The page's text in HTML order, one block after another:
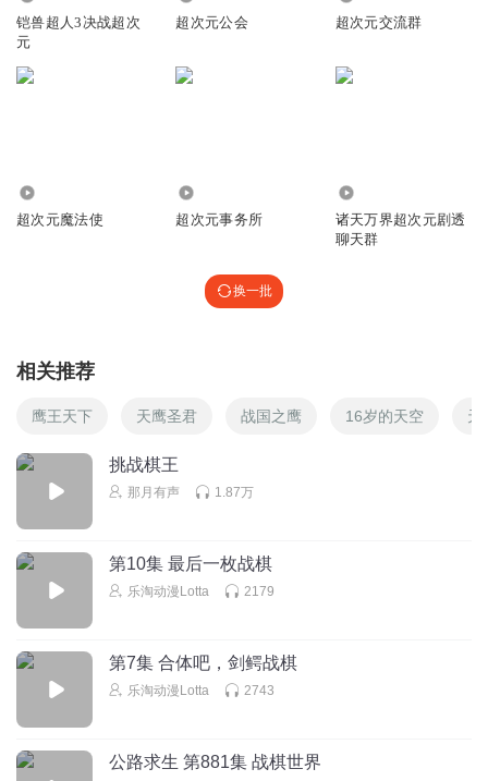
铠兽超人3决战超次
元
超次元公会 超次元交流群
超次元魔法使 超次元事务所
诸天万界超次元剧透
聊天群
换一批
相关推荐
鹰王天下 天鹰圣君 战国之鹰 16岁的天空 天
挑战棋王
那月有声 1.87万
第10集 最后一枚战棋
乐淘动漫Lotta 2179
第7集 合体吧，剑鳄战棋
乐淘动漫Lotta 2743
公路求生 第881集 战棋世界